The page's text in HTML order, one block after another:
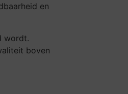
en
wordt.
boven